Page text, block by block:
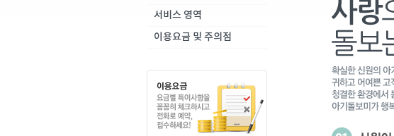
서비스 영역
이용요금 및 주의점